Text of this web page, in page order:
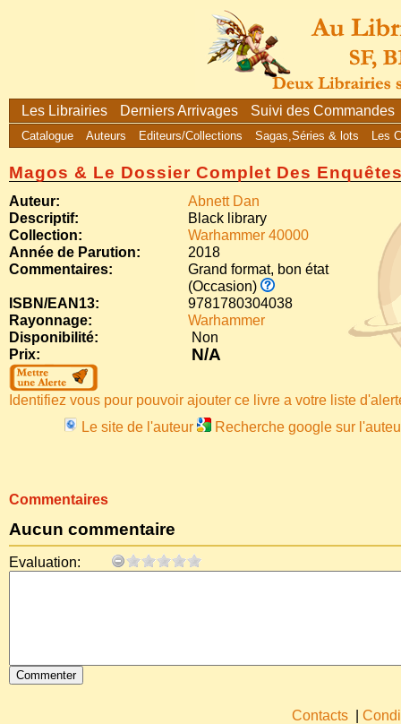
Les Librairies Derniers Arrivages Suivi des Commandes
Catalogue Auteurs Editeurs/Collections Sagas,Séries & lots Les
Magos & Le Dossier Complet Des
Auteur:
Abnett Dan
Descriptif:
Black library
Collection:
Warhammer 40000
Année de Parution:
2018
Commentaires:
Grand format, bon état
(Occasion)
ISBN/EAN13:
9781780304038
Rayonnage:
Warhammer
Disponibilité:
Non
Prix:
N/A
Identifiez vous pour pouvoir ajouter ce livre a votre liste
Le site de l'auteur
Recherche google sur
Commentaires
Aucun commentaire
Evaluation:
Contacts |